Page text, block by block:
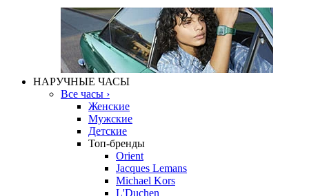
НАРУЧНЫЕ ЧАСЫ
Все часы ›
Женские
Мужские
Детские
Топ-бренды
Orient
Jacques Lemans
Michael Kors
L'Duchen